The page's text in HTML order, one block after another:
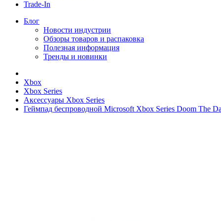
Trade-In
Блог
Новости индустрии
Обзоры товаров и распаковка
Полезная информация
Тренды и новинки
Xbox
Xbox Series
Аксессуары Xbox Series
Геймпад беспроводной Microsoft Xbox Series Doom The